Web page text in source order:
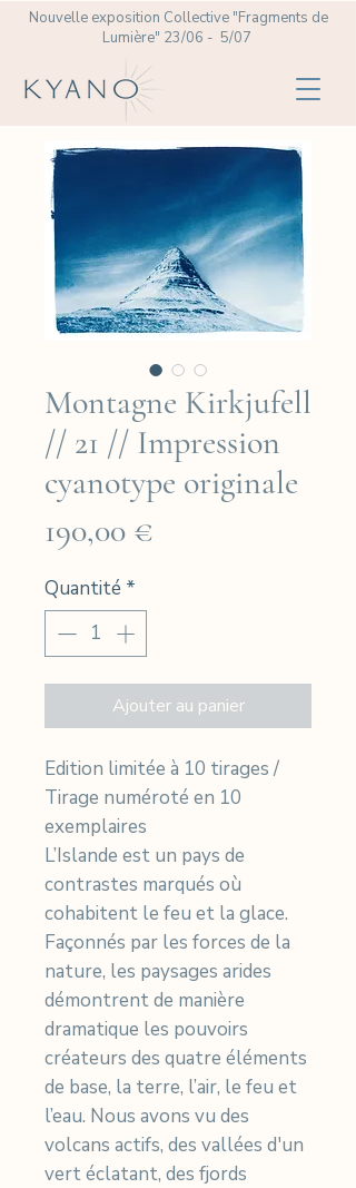
Nouvelle exposition Collective "Fragments de
Lumière" 23/06 - 5/07
Montagne Kirkjufell
// 21 // Impression
cyanotype originale
190,00 €
Quantité *
Ajouter au panier
Edition limitée à 10 tirages /
Tirage numéroté en 10
exemplaires
L’Islande est un pays de
contrastes marqués où
cohabitent le feu et la glace.
Façonnés par les forces de la
nature, les paysages arides
démontrent de manière
dramatique les pouvoirs
créateurs des quatre éléments
de base, la terre, l’air, le feu et
l’eau. Nous avons vu des
volcans actifs, des vallées d'un
vert éclatant, des fjords